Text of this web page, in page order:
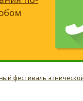
фестиваль